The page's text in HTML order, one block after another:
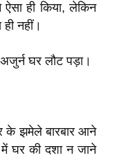
ही किया, लेकिन
नहीं।
घर लौट पड़ा।
के झमेले बारबार आने
घर की दशा न जाने